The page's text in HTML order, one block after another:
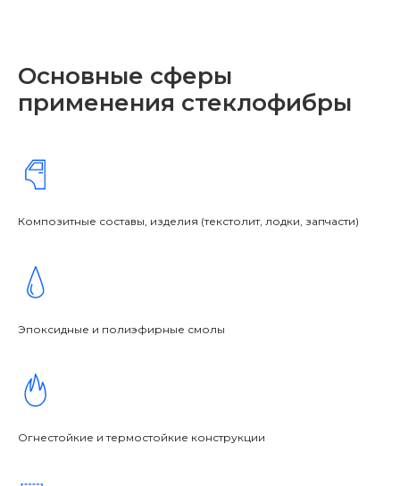
Основные сферы
применения стеклофибры
Композитные составы, изделия (текстолит, лодки, запчасти)
Эпоксидные и полиэфирные смолы
Огнестойкие и термостойкие конструкции